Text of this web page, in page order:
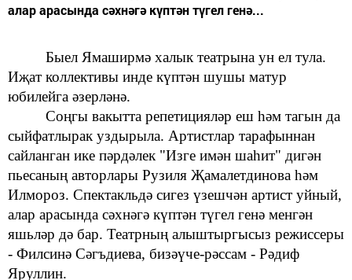
алар арасында сәхнәгә күптән түгел генә...
Быел Ямаширмә халык театрына ун ел тула.
Иҗат коллективы инде күптән шушы матур
юбилейга әзерләнә.
Соңгы вакытта репетицияләр еш һәм тагын да
сыйфатлырак уздырыла. Артистлар тарафыннан
сайланган ике пәрдәлек "Изге имән шаһит" дигән
пьесаның авторлары Рузиля Җамалетдинова һәм
Илмороз. Спектакльдә сигез үзешчән артист уйный,
алар арасында сәхнәгә күптән түгел генә менгән
яшьләр дә бар. Театрның алыштыргысыз режиссеры
- Филсинә Сәгъдиева, бизәүче-рәссам - Рәдиф
Яруллин.